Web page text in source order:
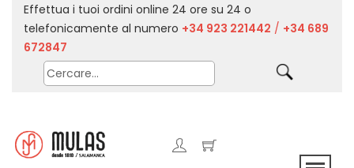
Effettua i tuoi ordini online 24 ore su 24 o
telefonicamente al numero +34 923 221442 / +34 689
672847